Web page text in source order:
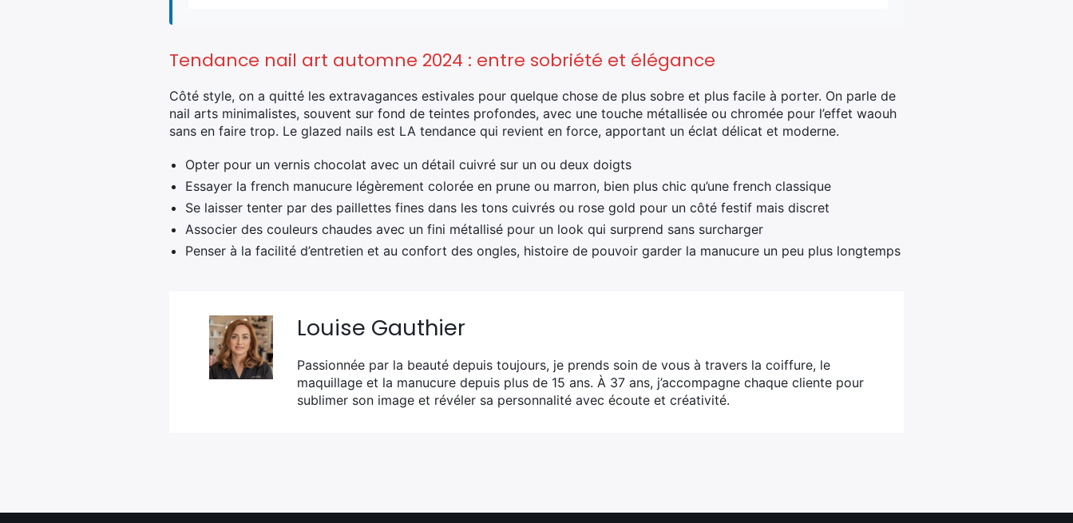
Tendance nail art automne 2024 : entre sobriété et élégance
Côté style, on a quitté les extravagances estivales pour quelque chose de plus sobre et plus facile à porter. On parle de
nail arts minimalistes, souvent sur fond de teintes profondes, avec une touche métallisée ou chromée pour l’effet waouh
sans en faire trop. Le glazed nails est LA tendance qui revient en force, apportant un éclat délicat et moderne.
Opter pour un vernis chocolat avec un détail cuivré sur un ou deux doigts
Essayer la french manucure légèrement colorée en prune ou marron, bien plus chic qu’une french classique
Se laisser tenter par des paillettes fines dans les tons cuivrés ou rose gold pour un côté festif mais discret
Associer des couleurs chaudes avec un fini métallisé pour un look qui surprend sans surcharger
Penser à la facilité d’entretien et au confort des ongles, histoire de pouvoir garder la manucure un peu plus longtemps
Louise Gauthier
Passionnée par la beauté depuis toujours, je prends soin de vous à travers la coiffure, le
maquillage et la manucure depuis plus de 15 ans. À 37 ans, j’accompagne chaque cliente pour
sublimer son image et révéler sa personnalité avec écoute et créativité.